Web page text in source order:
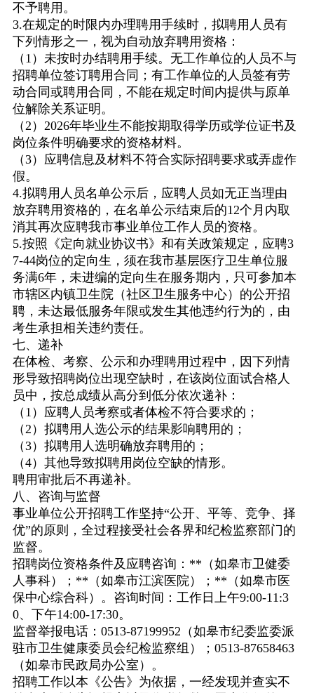
不予聘用。
3.在规定的时限内办理聘用手续时，拟聘用人员有
下列情形之一，视为自动放弃聘用资格：
（ 1 ）未按时办结聘用手续。无工作单位的人员不与
招聘单位签订聘用合同；有工作单位的人员签有劳
动合同或聘用合同，不能在规定时间内提供与原单
位解除关系证明。
（2 ）2026年毕业生不能按期取得学历或学位证书及
岗位条件明确要求的资格材料。
（3）应聘信息及材料不符合实际招聘要求或弄虚作
假。
4.拟聘用人员名单公示后，应聘人员如无正当理由
放弃聘用资格的，在名单公示结束后的12个月内取
消其再次应聘我市事业单位工作人员的资格。
5.按照《定向就业协议书》和有关政策规定，应聘3
7-44岗位的定向生，须在我市基层医疗卫生单位服
务满6年，未进编的定向生在服务期内，只可参加本
市辖区内镇卫生院（社区卫生服务中心）的公开招
聘，未达最低服务年限或发生其他违约行为的，由
考生承担相关违约责任。
七、递补
在体检、考察、公示和办理聘用过程中，因下列情
形导致招聘岗位出现空缺时，在该岗位面试合格人
员中，按总成绩从高分到低分依次递补：
（ 1 ）应聘人员考察或者体检不符合要求的；
（2 ）拟聘用人选公示的结果影响聘用的；
（3）拟聘用人选明确放弃聘用的；
（4）其他导致拟聘用岗位空缺的情形。
聘用审批后不再递补。
八、咨询与监督
事业单位公开招聘工作坚持“公开、平等、竞争、择
优”的原则，全过程接受社会各界和纪检监察部门的
监督。
招聘岗位资格条件及应聘咨询： ** （如皋市卫健委
人事科）； ** （如皋市江滨医院）； ** （如皋市医
保中心综合科）。咨询时间：工作日上午9:00-11:3
0、下午14:00-17:30。
监督举报电话：0513-87199952 （如皋市纪委监委派
驻市卫生健康委员会纪检监察组）；0513-87658463
（如皋市民政局办公室）。
招聘工作以本《公告》为依据，一经发现并查实不